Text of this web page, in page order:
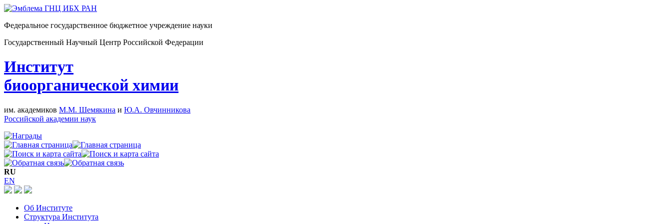
Федеральное государственное бюджетное учреждение науки
Государственный Научный Центр Российской Федерации
Институт
биоорганической химии
им. академиков М.М. Шемякина и Ю.А. Овчинникова
Российской академии наук
RU
EN
Об Институте
Структура Института